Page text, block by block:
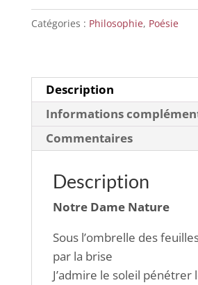
Dame
Nature
Catégories : Philosophie, Poésie
Description
Informations
Commentaires
Description
Notre Dame Nature
Sous l’ombrelle des
par la brise
J’admire le soleil pénétrer